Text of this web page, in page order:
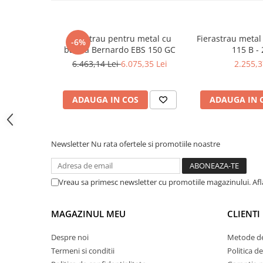
Exhaustor pentru aschii metal
Masini de gaurit cu talpa
Instalatii de spalare a pieselor
Accesorii prelucrare metal
Universale de strung si accesorii
Falci pentru 4 bacuri PS4/ PO4
Fălcile pentru 4-bacuri DK12
Mandrină cu 3 fălci din fontă
-6%
Ferastrau pentru metal cu
banda Bernardo EBS 150 GC
6.463,14 Lei6.075,35 Lei
ADAUGA IN COS
Fierastrau metal
115 B -
ADAUGA IN
Newsletter Nu rata ofertele si promotiile noastre
Vreau sa primesc newsletter cu promotiile magazinului.
MAGAZINUL MEU
Despre noi
Termeni si conditii
CLIENTI
Metode
Politica